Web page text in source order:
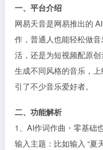
一、平台介绍​
网易天音是网易推出的
作，普通人也能轻松做
活，还是为短视频配原
生成不同风格的音乐，
引了不少音乐爱好者。​
二、功能解析​
1、AI作词作曲・零基础
输入主题：比如输入 “夏